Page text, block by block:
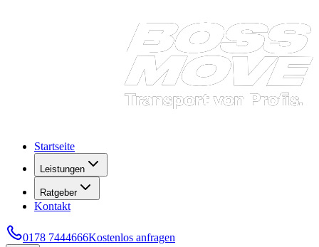
Startseite
Leistungen
Ratgeber
Kontakt
0178 7444666Kostenlos anfragen